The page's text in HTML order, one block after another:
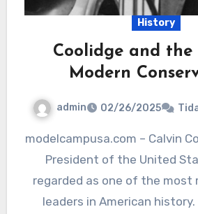
History
Coolidge and
Modern
admin 02/26/2025
modelcampusa.com – Calvin Coolidge, the 30th
President of the United
regarded as one of the most
leaders in American